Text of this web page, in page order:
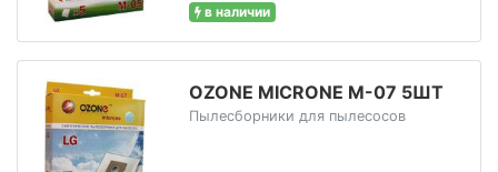
в наличии
OZONE MICRONE M-07 5ШТ
Пылесборники для пылесосов